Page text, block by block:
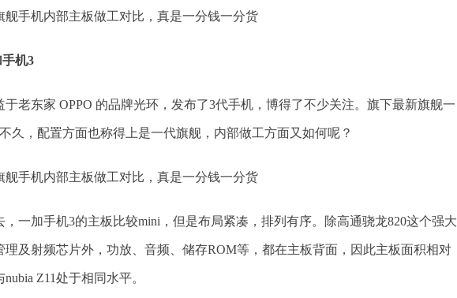
机3
于老东家 OPPO 的品牌光环，发布了3代手机，博得了不少关注。旗下最新旗舰一
久，配置方面也称得上是一代旗舰，内部做工方面又如何呢？
，一加手机3的主板比较mini，但是布局紧凑，排列有序。除高通骁龙820这个强大
理及射频芯片外，功放、音频、储存ROM等，都在主板背面，因此主板面积相对
Z11处于相同水平。